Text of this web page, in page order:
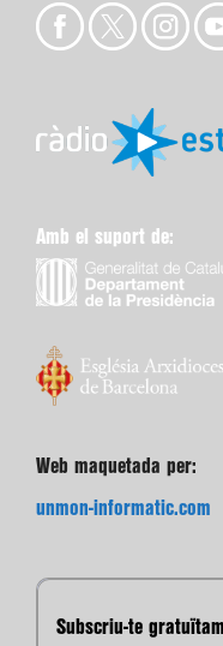
Amb el suport de:
Web maquetada per:
unmon-informatic.com
Subscriu-te